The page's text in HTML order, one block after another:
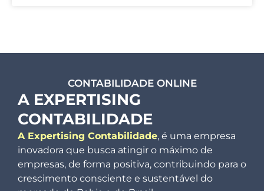
CONTABILIDADE ONLINE
A EXPERTISING
CONTABILIDADE
A Expertising Contabilidade, é uma empresa
inovadora que busca atingir o máximo de
empresas, de forma positiva, contribuindo para o
crescimento consciente e sustentável do